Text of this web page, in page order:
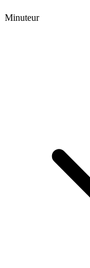
Minuteur